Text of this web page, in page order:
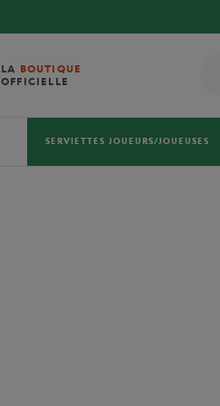
LA BOUTIQUE
OFFICIELLE
SERVIETTES JOUEURS/JOUEUSES